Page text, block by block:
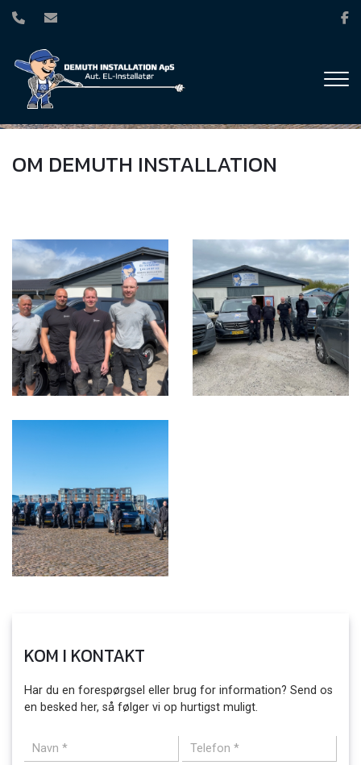
Gå
hovedindhold
OM DEMUTH INSTALLATION
KOM I KONTAKT
Har du en forespørgsel eller brug for information? Send os
en besked her, så følger vi op hurtigst muligt.